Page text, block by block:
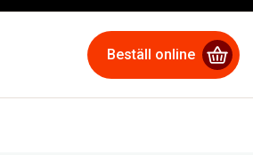
Beställ online